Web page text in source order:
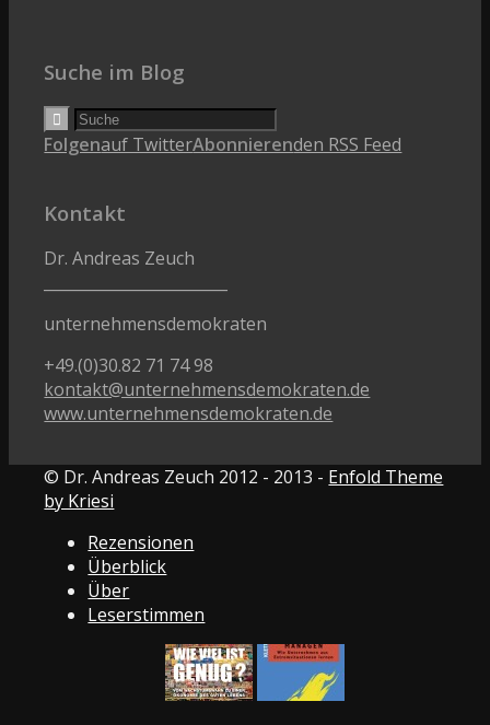
Suche im Blog
Folgenauf TwitterAbonnierenden RSS Feed
Kontakt
Dr. Andreas Zeuch
unternehmensdemokraten
+49.(0)30.82 71 74 98
kontakt@unternehmensdemokraten.de
www.unternehmensdemokraten.de
© Dr. Andreas Zeuch 2012 - 2013 - Enfold Theme
by Kriesi
Rezensionen
Überblick
Über
Leserstimmen